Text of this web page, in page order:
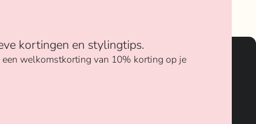
kortingen en stylingtips.
welkomstkorting van 10% korting op je